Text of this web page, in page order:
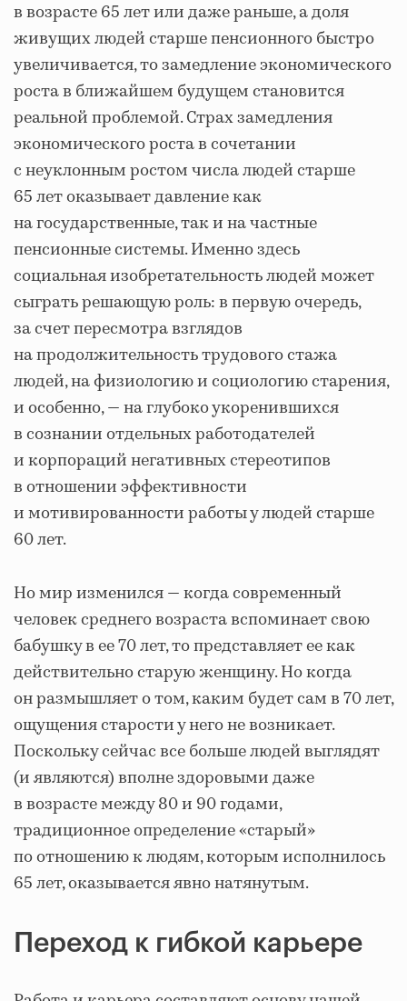
в возрасте 65 лет или даже раньше, а доля
живущих людей старше пенсионного быстро
увеличивается, то замедление экономического
роста в ближайшем будущем становится
реальной проблемой. Страх замедления
экономического роста в сочетании
с неуклонным ростом числа людей старше
65 лет оказывает давление как
на государственные, так и на частные
пенсионные системы. Именно здесь
социальная изобретательность людей может
сыграть решающую роль: в первую очередь,
за счет пересмотра взглядов
на продолжительность трудового стажа
людей, на физиологию и социологию старения,
и особенно, — на глубоко укоренившихся
в сознании отдельных работодателей
и корпораций негативных стереотипов
в отношении эффективности
и мотивированности работы у людей старше
60 лет.
Но мир изменился — когда современный
человек среднего возраста вспоминает свою
бабушку в ее 70 лет, то представляет ее как
действительно старую женщину. Но когда
он размышляет о том, каким будет сам в 70 лет,
ощущения старости у него не возникает.
Поскольку сейчас все больше людей выглядят
(и являются) вполне здоровыми даже
в возрасте между 80 и 90 годами,
традиционное определение «старый»
по отношению к людям, которым исполнилось
65 лет, оказывается явно натянутым.
Переход к гибкой карьере